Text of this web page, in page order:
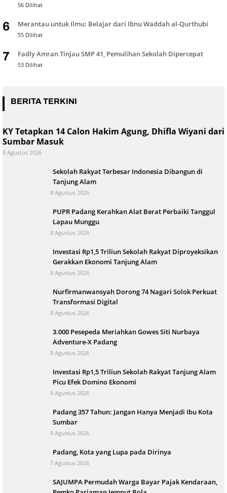
56 Dilihat
6 Merantau untuk Ilmu: Belajar dari Ibnu Waddah al-Qurthubi
55 Dilihat
7 Fadly Amran Tinjau SMP 41, Pemulihan Sekolah Dipercepat
53 Dilihat
BERITA TERKINI
KY Tetapkan 14 Calon Hakim Agung, Dhifla Wiyani dari
Sumbar Masuk
8 Agustus 2026
Sekolah Rakyat Terbesar Indonesia Dibangun di
Tanjung Alam
8 Agustus 2026
PUPR Padang Kerahkan Alat Berat Perbaiki Tanggul
Lapau Munggu
8 Agustus 2026
Investasi Rp1,5 Triliun Sekolah Rakyat Diproyeksikan
Gerakkan Ekonomi Tanjung Alam
8 Agustus 2026
Nurfirmanwansyah Dorong 74 Nagari Solok Perkuat
Transformasi Digital
8 Agustus 2026
3.000 Pesepeda Meriahkan Gowes Siti Nurbaya
Adventure-X Padang
8 Agustus 2026
Investasi Rp1,5 Triliun Sekolah Rakyat Tanjung Alam
Picu Efek Domino Ekonomi
8 Agustus 2026
Padang 357 Tahun: Jangan Hanya Menjadi Ibu Kota
Sumbar
8 Agustus 2026
Padang, Kota yang Lupa pada Dirinya
7 Agustus 2026
SAJUMPA Permudah Warga Bayar Pajak Kendaraan,